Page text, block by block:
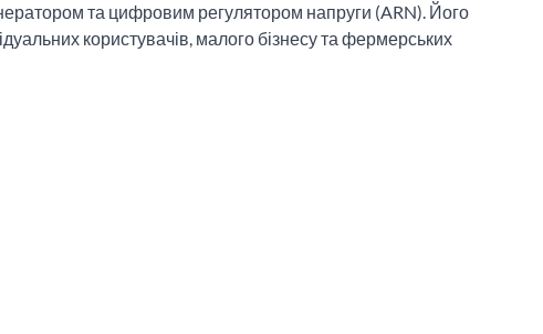
та цифровим регулятором напруги (ARN). Його
користувачів, малого бізнесу та фермерських